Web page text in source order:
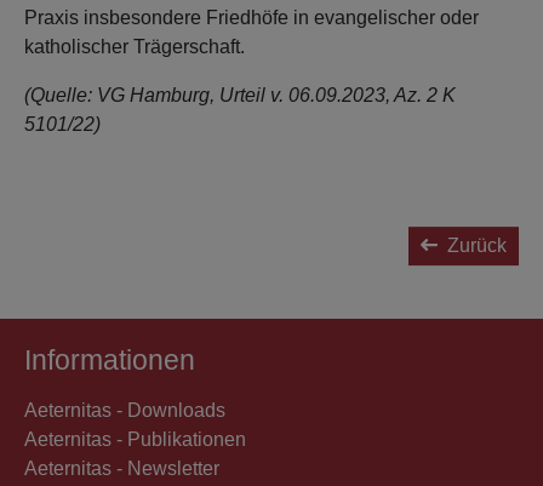
Praxis insbesondere Friedhöfe in evangelischer oder
katholischer Trägerschaft.
(Quelle: VG Hamburg, Urteil v. 06.09.2023, Az. 2 K
5101/22)
Zurück
Informationen
Aeternitas - Downloads
Aeternitas - Publikationen
Aeternitas - Newsletter